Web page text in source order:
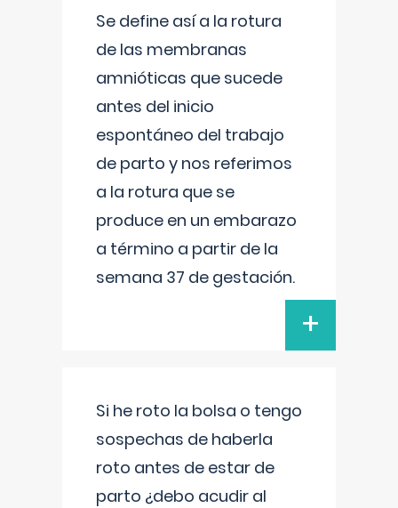
Se define así a la rotura
de las membranas
amnióticas que sucede
antes del inicio
espontáneo del trabajo
de parto y nos referimos
a la rotura que se
produce en un embarazo
a término a partir de la
semana 37 de gestación.
+
Si he roto la bolsa o tengo
sospechas de haberla
roto antes de estar de
parto ¿debo acudir al